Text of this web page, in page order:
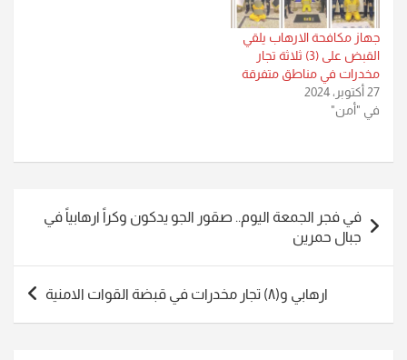
القاء القبض على احد افراد
فلول عصابات داعش…
جهاز مكافحة الارهاب يلقي
القبض على (3) ثلاثة تجار
مخدرات في مناطق متفرقة
27 أكتوبر، 2024
في "أمن"
المقالات
في فجر الجمعة اليوم.. صقور الجو يدكون وكراً ارهابياً في
جبال حمرين
ارهابي و(٨) تجار مخدرات في قبضة القوات الامنية